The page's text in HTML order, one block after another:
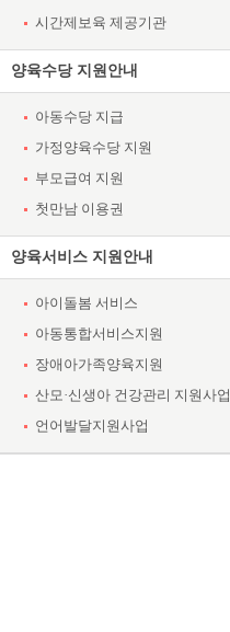
시간제보육 제공기관
양육수당 지원안내
아동수당 지급
가정양육수당 지원
부모급여 지원
첫만남 이용권
양육서비스 지원안내
아이돌봄 서비스
아동통합서비스지원
장애아가족양육지원
산모·신생아 건강관리 지원사업
언어발달지원사업